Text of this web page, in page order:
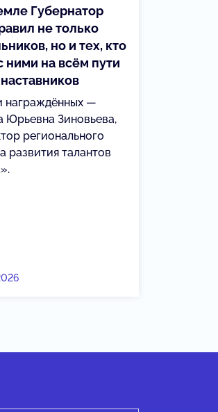
Губернатор
не только
но и тех, кто
ними на всём пути
награждённых —
Юрьевна Зиновьева,
регионального
развития талантов